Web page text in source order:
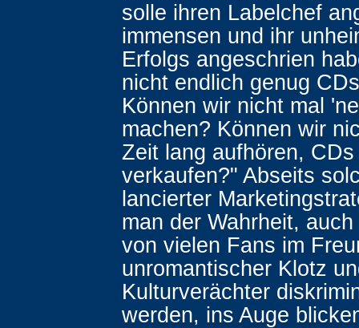
solle ihren Labelchef
immensen und ihr
Erfolgs angeschrien
nicht endlich genug
Können wir nicht mal
machen? Können wir
Zeit lang aufhören,
verkaufen?" Abseits
lancierter
man der Wahrheit,
von vielen Fans im
unromantischer Klotz
Kulturverächter
werden, ins Auge